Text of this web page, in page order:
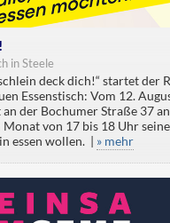
in Steele
deck dich!“ startet der
Essenstisch: Vom 12.
der Bochumer Straße 37
von 17 bis 18 Uhr
essen wollen. | » mehr